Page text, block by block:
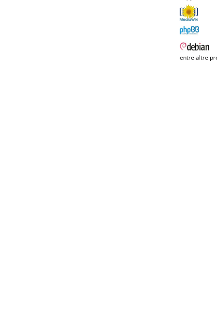
entre altre